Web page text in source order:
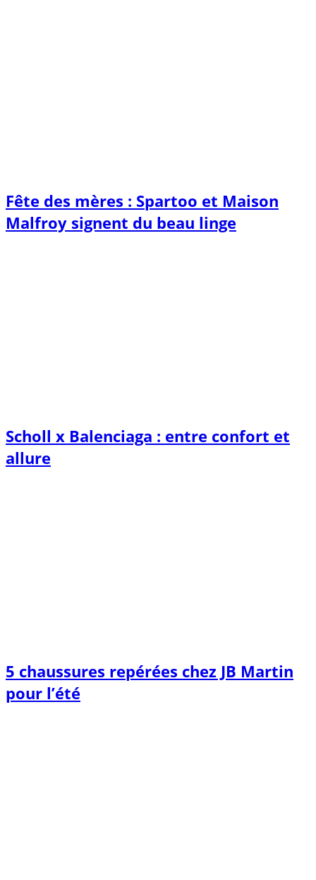
Fête des mères : Spartoo et Maison
Malfroy signent du beau linge
Scholl x Balenciaga : entre confort et
allure
5 chaussures repérées chez JB Martin
pour l’été